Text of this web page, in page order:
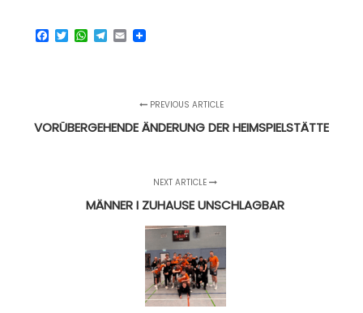
Facebook
TwitterWhatsApp
Telegram
Email
PREVIOUS ARTICLE
VORÜBERGEHENDE ÄNDERUNG DER HEIMSPIELSTÄTTE
NEXT ARTICLE
MÄNNER I ZUHAUSE UNSCHLAGBAR